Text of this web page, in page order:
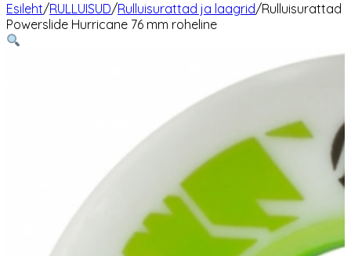
Esileht/RULLUISUD/Rulluisurattad ja laagrid/Rulluisurattad
Powerslide Hurricane 76 mm roheline